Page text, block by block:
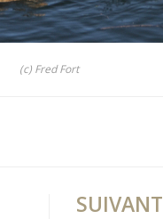
(c) Fred Fort
SUIVANT